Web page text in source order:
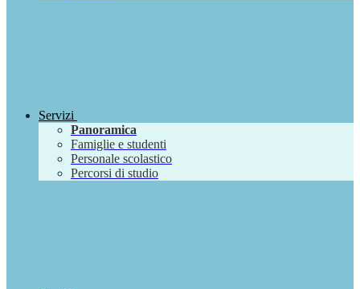
Servizi
Panoramica
Famiglie e studenti
Personale scolastico
Percorsi di studio